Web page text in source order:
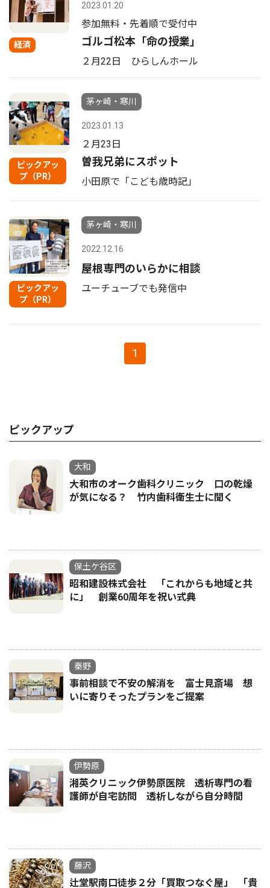
経済
2023.01.20
参加無料・先着順で受付中
ゴルゴ松本「命の授業」
２月22日 ひらしんホール
ピックアッ
プ（PR）
茅ヶ崎・寒川
2023.01.13
２月23日
曽我兄弟にスポット
小田原で「こども歳時記」
ピックアッ
プ（PR）
茅ヶ崎・寒川
2022.12.16
屋根専門のいらかに相談
ユーチューブでも発信中
1
ピックアップ
大和
大和市のオーク歯科クリニック 口の乾燥
が気になる？ 竹内歯科衛生士に聞く
保土ケ谷区
昭和建設株式会社 「これからも地域と共
に」 創業60周年を祝い式典
秦野
事前相談で不安の解消を 富士見斎場 想
いに寄りそったプランをご提案
伊勢原
湘英クリニック伊勢原医院 透析専門の看
護師が自宅訪問 透析しながら自分時間
藤沢
辻堂駅南口徒歩２分「買取つなぐ屋」 ｢貴